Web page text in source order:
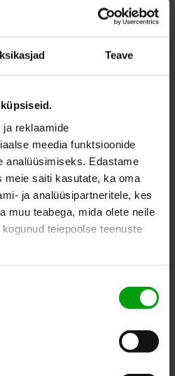
Teave
reklaamide
meedia funktsioonide
analüüsimiseks. Edastame
meie saiti kasutate, ka oma
ja analüüsipartneritele, kes
muu teabega, mida olete neile
teiepoolse teenuste
WHISHLIST